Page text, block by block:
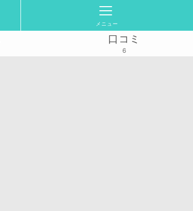
メニュー
口コミ
6